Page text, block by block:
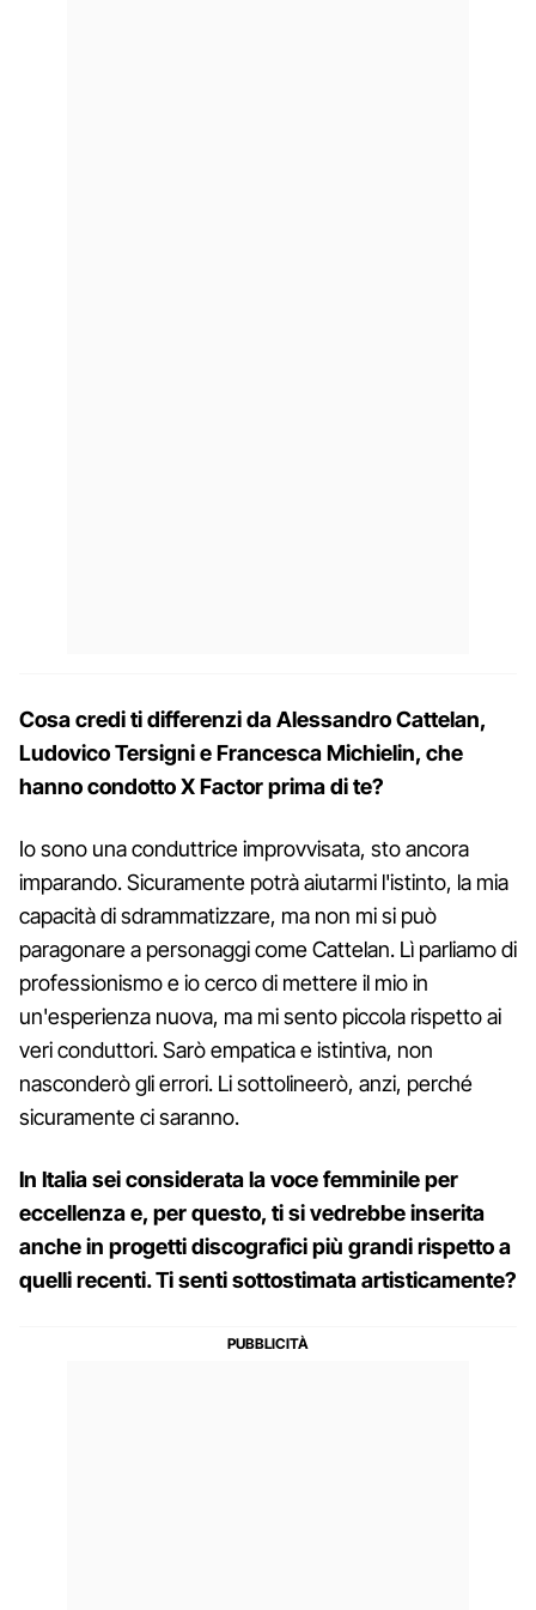
Cosa credi ti differenzi da Alessandro Cattelan,
Ludovico Tersigni e Francesca Michielin, che
hanno condotto X Factor prima di te?
Io sono una conduttrice improvvisata, sto ancora
imparando. Sicuramente potrà aiutarmi l'istinto, la mia
capacità di sdrammatizzare, ma non mi si può
paragonare a personaggi come Cattelan. Lì parliamo di
professionismo e io cerco di mettere il mio in
un'esperienza nuova, ma mi sento piccola rispetto ai
veri conduttori. Sarò empatica e istintiva, non
nasconderò gli errori. Li sottolineerò, anzi, perché
sicuramente ci saranno.
In Italia sei considerata la voce femminile per
eccellenza e, per questo, ti si vedrebbe inserita
anche in progetti discografici più grandi rispetto a
quelli recenti. Ti senti sottostimata artisticamente?